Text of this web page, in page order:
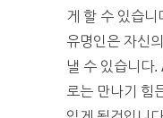
게 할 수 있습니
유명인은 자신
낼 수 있습니다.
로는 만나기 힘